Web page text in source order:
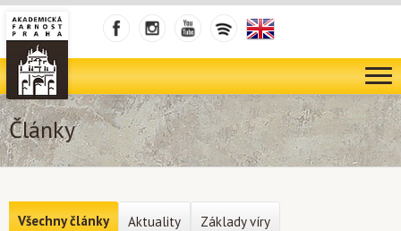
Články
Všechny články Aktuality Základy víry